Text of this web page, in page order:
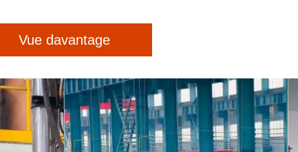
Vue davantage